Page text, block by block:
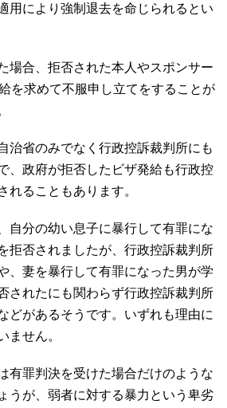
用により強制退去を命じられるとい
場合、拒否された本人やスポンサー
を求めて不服申し立てをすることが
治省のみでなく行政控訴裁判所にも
、政府が拒否したビザ発給も行政控
れることもあります。
自分の幼い息子に暴行して有罪にな
拒否されましたが、行政控訴裁判所
、妻を暴行して有罪になった男が学
されたにも関わらず行政控訴裁判所
どがあるそうです。いずれも理由に
ません。
有罪判決を受けた場合だけのような
うが、弱者に対する暴力という卑劣